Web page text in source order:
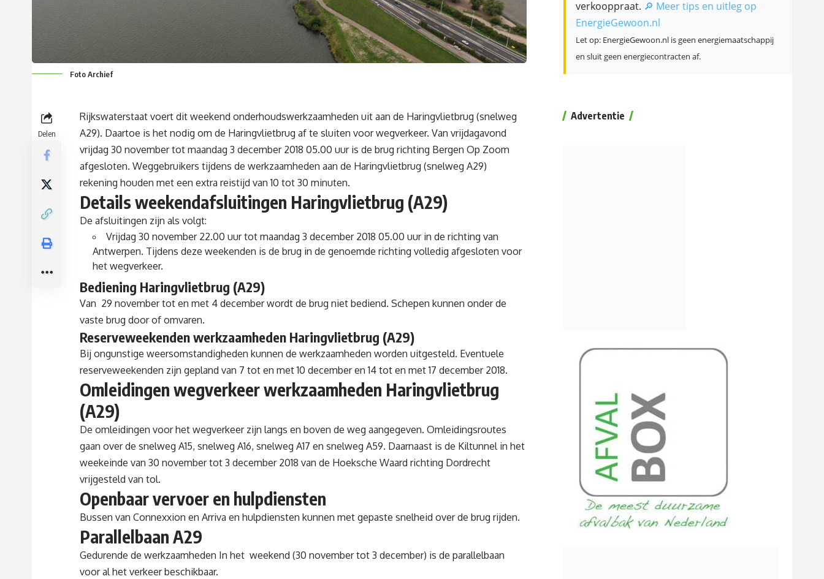
Foto Archief
Delen
Rijkswaterstaat voert dit weekend onderhoudswerkzaamheden uit aan de Haringvlietbrug (snelweg
A29). Daartoe is het nodig om de Haringvlietbrug af te sluiten voor wegverkeer. Van vrijdagavond
vrijdag 30 november tot maandag 3 december 2018 05.00 uur is de brug richting Bergen Op Zoom
afgesloten. Weggebruikers tijdens de werkzaamheden aan de Haringvlietbrug (snelweg A29)
rekening houden met een extra reistijd van 10 tot 30 minuten.
Details weekendafsluitingen Haringvlietbrug (A29)
De afsluitingen zijn als volgt:
Vrijdag 30 november 22.00 uur tot maandag 3 december 2018 05.00 uur in de richting van
Antwerpen. Tijdens deze weekenden is de brug in de genoemde richting volledig afgesloten voor
het wegverkeer.
Bediening Haringvlietbrug (A29)
Van 29 november tot en met 4 december wordt de brug niet bediend. Schepen kunnen onder de
vaste brug door of omvaren.
Reserveweekenden werkzaamheden Haringvlietbrug (A29)
Bij ongunstige weersomstandigheden kunnen de werkzaamheden worden uitgesteld. Eventuele
reserveweekenden zijn gepland van 7 tot en met 10 december en 14 tot en met 17 december 2018.
Omleidingen wegverkeer werkzaamheden Haringvlietbrug
(A29)
De omleidingen voor het wegverkeer zijn langs en boven de weg aangegeven. Omleidingsroutes
gaan over de snelweg A15, snelweg A16, snelweg A17 en snelweg A59. Daarnaast is de Kiltunnel in het
weekeinde van 30 november tot 3 december 2018 van de Hoeksche Waard richting Dordrecht
vrijgesteld van tol.
Openbaar vervoer en hulpdiensten
Bussen van Connexxion en Arriva en hulpdiensten kunnen met gepaste snelheid over de brug rijden.
Parallelbaan A29
Gedurende de werkzaamheden In het weekend (30 november tot 3 december) is de parallelbaan
voor al het verkeer beschikbaar.
verkooppraat. 🔎 Meer tips en uitleg op
EnergieGewoon.nl
Let op: EnergieGewoon.nl is geen energiemaatschappij
en sluit geen energiecontracten af.
Advertentie